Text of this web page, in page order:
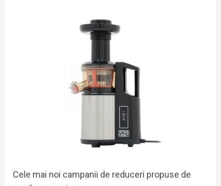
Cele mai noi campanii de reduceri propuse de